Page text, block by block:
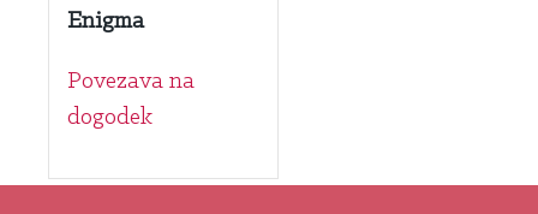
Enigma
Povezava na
dogodek